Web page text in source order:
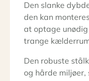
Den slanke
den kan
at optage
trange
Den robuste
og hårde